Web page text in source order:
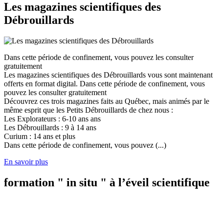
Les magazines scientifiques des
Débrouillards
Dans cette période de confinement, vous pouvez les consulter
gratuitement
Les magazines scientifiques des Débrouillards vous sont maintenant
offerts en format digital. Dans cette période de confinement, vous
pouvez les consulter gratuitement
Découvrez ces trois magazines faits au Québec, mais animés par le
même esprit que les Petits Débrouillards de chez nous :
Les Explorateurs : 6-10 ans ans
Les Débrouillards : 9 à 14 ans
Curium : 14 ans et plus
Dans cette période de confinement, vous pouvez (...)
En savoir plus
formation " in situ " à l’éveil scientifique